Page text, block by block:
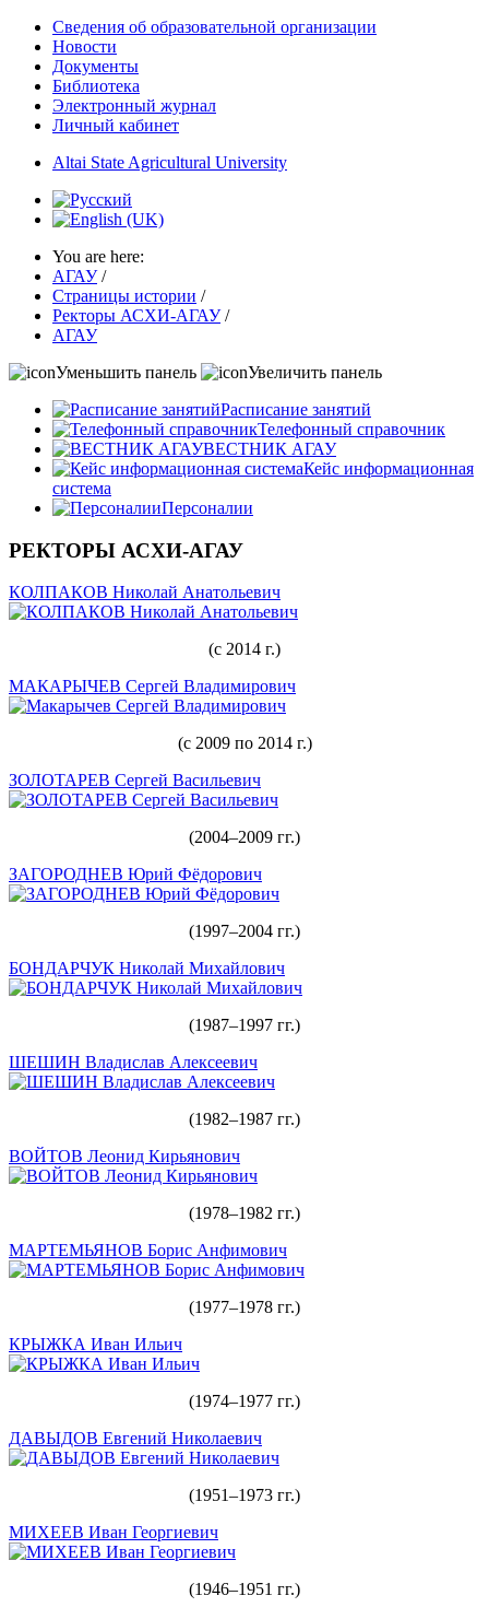
Сведения об образовательной организации
Новости
Документы
Библиотека
Электронный журнал
Личный кабинет
Altai State Agricultural University
You are here:
АГАУ /
Страницы истории /
Ректоры АСХИ-АГАУ /
АГАУ
Уменьшить панель
Увеличить панель
Расписание занятий
Телефонный справочник
ВЕСТНИК АГАУ
Кейс информационная
система
Персоналии
РЕКТОРЫ АСХИ-АГАУ
КОЛПАКОВ Николай Анатольевич
(с 2014 г.)
МАКАРЫЧЕВ Сергей Владимирович
(с 2009 по 2014 г.)
ЗОЛОТАРЕВ Сергей Васильевич
(2004–2009 гг.)
ЗАГОРОДНЕВ Юрий Фёдорович
(1997–2004 гг.)
БОНДАРЧУК Николай Михайлович
(1987–1997 гг.)
ШЕШИН Владислав Алексеевич
(1982–1987 гг.)
ВОЙТОВ Леонид Кирьянович
(1978–1982 гг.)
МАРТЕМЬЯНОВ Борис Анфимович
(1977–1978 гг.)
КРЫЖКА Иван Ильич
(1974–1977 гг.)
ДАВЫДОВ Евгений Николаевич
(1951–1973 гг.)
МИХЕЕВ Иван Георгиевич
(1946–1951 гг.)